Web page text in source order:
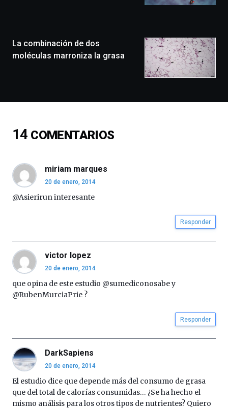
monólogos,
exposiciones,
de
16
4
de
octubre.
Cátedra…
La combinación de dos
moléculas marroniza la grasa
14 COMENTARIOS
miriam marques
20 de enero, 2014
@Asierirun interesante
Responder
victor lopez
20 de enero, 2014
que opina de este estudio @sumediconosabe y
@RubenMurciaPrie ?
Responder
DarkSapiens
20 de enero, 2014
El estudio dice que depende más del consumo de grasa
que del total de calorías consumidas… ¿Se ha hecho el
mismo análisis para los otros tipos de nutrientes? Quiero